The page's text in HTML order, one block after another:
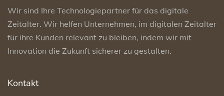
Wir sind Ihre Technologiepartner für das digitale
Zeitalter. Wir helfen Unternehmen, im digitalen Zeitalter
für ihre Kunden relevant zu bleiben, indem wir mit
Innovation die Zukunft sicherer zu gestalten.
Kontakt